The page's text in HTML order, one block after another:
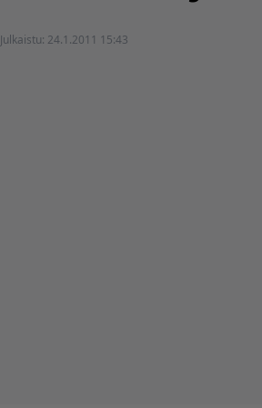
Julkaistu: 24.1.2011 15:43